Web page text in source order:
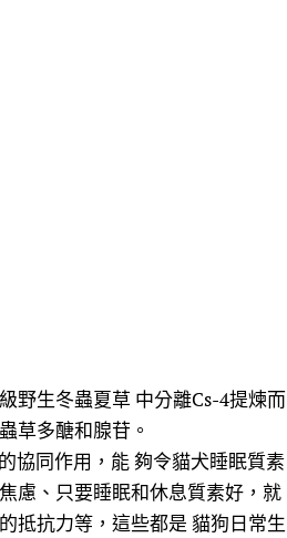
野生冬蟲夏草 中分離Cs-4提煉而
草多醣和腺苷。
協同作用，能 夠令貓犬睡眠質素
慮、只要睡眠和休息質素好，就
抵抗力等，這些都是 貓狗日常生